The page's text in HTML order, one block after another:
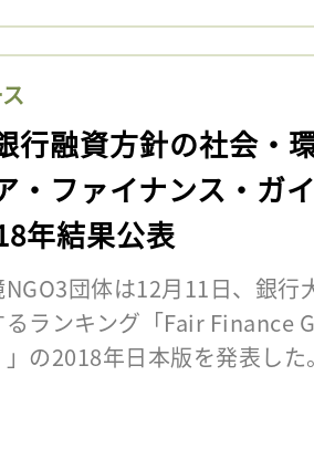
行融資方針の社会・
・ファイナンス・ガ
年結果公表
団体は12月11日、銀行
ランキング「Fair Finance
の2018年日本版を発表し